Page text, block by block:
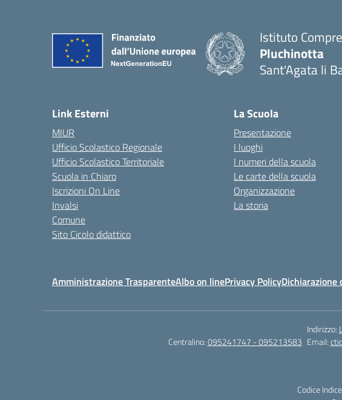
Istituto
Pluchinotta
Sant'Agata li
Link Esterni
MIUR
Ufficio Scolastico Regionale
Ufficio Scolastico Territoriale
Scuola in Chiaro
Iscrizioni On Line
Invalsi
Comune
Sito Cicolo didattico
La Scuola
Presentazione
I luoghi
I numeri della scuola
Le carte della scuola
Organizzazione
La storia
Amministrazione TrasparenteAlbo on linePrivacy Policy
Indirizzo:
Centralino:095241747 - 095213583 Email:
Codice